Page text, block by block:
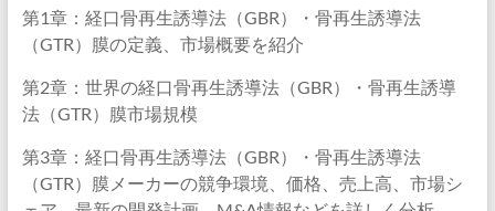
第1章：経口骨再生誘導法（GBR）・骨再生誘導法
（GTR）膜の定義、市場概要を紹介
第2章：世界の経口骨再生誘導法（GBR）・骨再生誘導
法（GTR）膜市場規模
第3章：経口骨再生誘導法（GBR）・骨再生誘導法
（GTR）膜メーカーの競争環境、価格、売上高、市場シ